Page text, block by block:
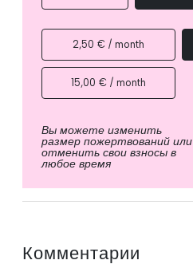
2,50 € / month
15,00 € / month
Вы можете изменить
размер пожертвований или
отменить свои взносы в
любое время
Комментарии